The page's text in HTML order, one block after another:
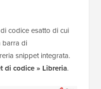
codice esatto di cui
barra di
snippet integrata.
di codice» Libreria.